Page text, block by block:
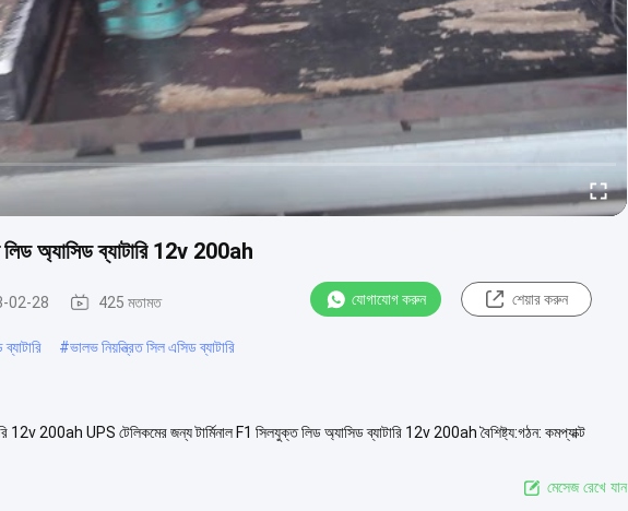
অ্যাসিড ব্যাটারি 12v 200ah
02-28 425 মতামত যোগাযোগ করুন শেয়ার করুন
#ভালভ নিয়ন্ত্রিত সিল এসিড ব্যাটারি
12v 200ah UPS টেলিকমের জন্য টার্মিনাল F1 সিলযুক্ত লিড অ্যাসিড ব্যাটারি 12v 200ah বৈশিষ্ট্য:গঠন: কমপ্যাক্ট
মেসেজ রেখে যান